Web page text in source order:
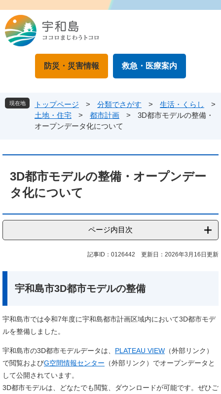
ジ
の
ュ
ー
本
文
防災・災害情報 救急・医療案内
現在地 トップページ > 分類でさがす > 生活・くらし
>
土地・住宅
> 都市計画 >
3D都市モデルの整備・
オープンデータ化について
3D都市モデルの整備・オープンデー
タ化について
ページ内目次
記事ID：0126442 更新日：2026年3月16日更新
宇和島市3D都市モデルの整備
宇和島市では令和7年度に宇和島都市計画区域内において3D都市モデ
ルを整備しました。
宇和島市の3D都市モデルデータは、 PLATEAU VIEW （外部リンク）​
で閲覧およびG空間情報センター （外部リンク）でオープンデータと
して公開されています。
3D都市モデルは、どなたでも閲覧、ダウンロードが可能です。ぜひご